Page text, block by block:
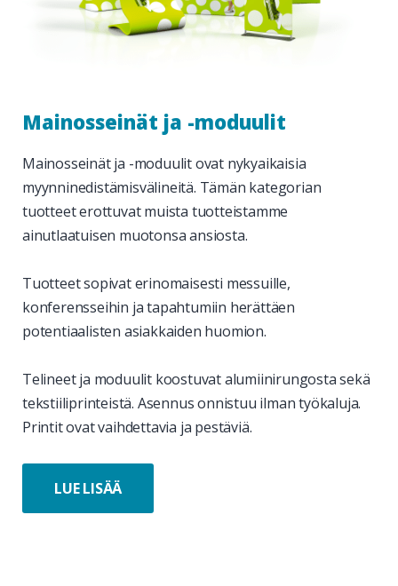
Mainosseinät ja -moduulit
Mainosseinät ja -moduulit ovat nykyaikaisia
myynninedistämisvälineitä. Tämän kategorian
tuotteet erottuvat muista tuotteistamme
ainutlaatuisen muotonsa ansiosta.
Tuotteet sopivat erinomaisesti messuille,
konferensseihin ja tapahtumiin herättäen
potentiaalisten asiakkaiden huomion.
Telineet ja moduulit koostuvat alumiinirungosta sekä
tekstiiliprinteistä. Asennus onnistuu ilman työkaluja.
Printit ovat vaihdettavia ja pestäviä.
LUE LISÄÄ